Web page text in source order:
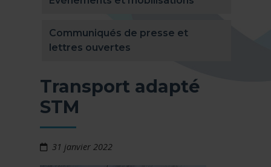
Communiqués de presse et
lettres ouvertes
Transport adapté
STM
31 janvier 2022